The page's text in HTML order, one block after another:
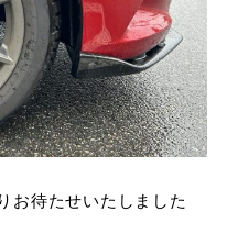
お待たせいたしました